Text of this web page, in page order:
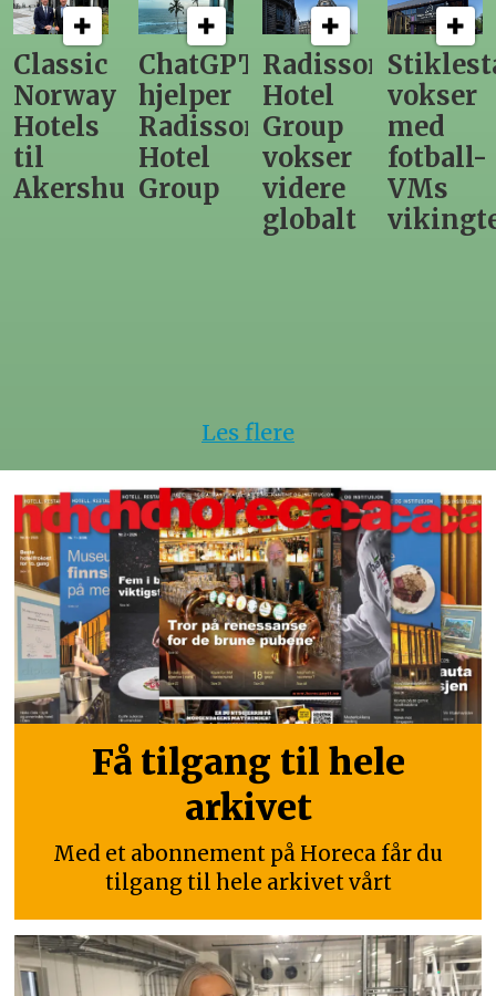
ChatGPT
hjelper
Radisson
Hotel
Group
Radisson
Hotel
Group
vokser
videre
Stiklestad
vokser
med
fotball-
VMs
vikingtematikk
Fra
direktør
til
nytt
Les flere
Få tilgang til hele
arkivet
Med et abonnement på Horeca får du
tilgang til hele arkivet vårt